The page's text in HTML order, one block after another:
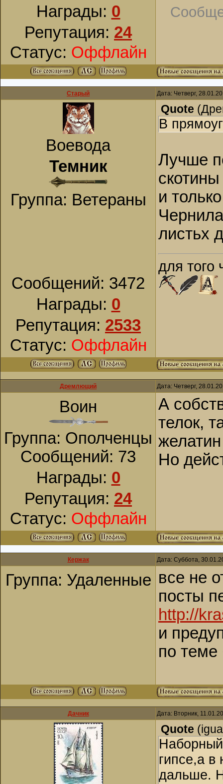
Награды: 0
Репутация: 24
Статус: Оффлайн
Старый Дата: Четверг,
Воевода
Темник
Группа: Ветераны
Сообщений: 3472
Награды: 0
Репутация: 2533
Статус: Оффлайн
Quote (
В
Лучше
и
листьх
для того
Дремлющий Дата: Четверг,
Воин
Группа: Ополченцы
Сообщений: 73
Награды: 0
Репутация: 24
Статус: Оффлайн
А
телок,
Но
Кержак Дата: Суббота,
Группа: Удаленные все не
посты
http://
и
по теме
Дачник Дата: Вторник,
Quote (
гипсе,а в
дальше.